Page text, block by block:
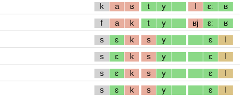
k a ʁ t y l ɛː ʁ
f a k t y ʁj ɛː ʁ
s ɛ k s y ɛ l
s ɛ k s y ɛ l
s ɛ k s y ɛ l
s ɛ k s y ɛ l